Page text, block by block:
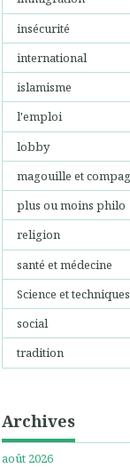
insécurité
international
islamisme
l'emploi
lobby
magouille et
plus ou moins philo
religion
santé et médecine
Science et techniques
social
tradition
Archives
août 2026